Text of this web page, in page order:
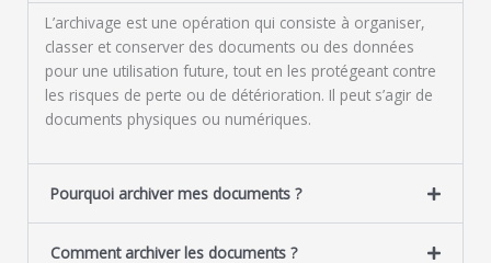
L’archivage est une opération qui consiste à organiser,
classer et conserver des documents ou des données
pour une utilisation future, tout en les protégeant contre
les risques de perte ou de détérioration. Il peut s’agir de
documents physiques ou numériques.
Pourquoi archiver mes documents ?
Comment archiver les documents ?